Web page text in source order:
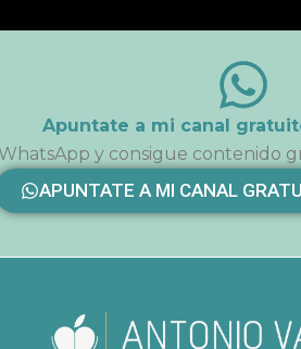
Apuntate a mi canal
y consigue contenido
APUNTATE A MI CANAL